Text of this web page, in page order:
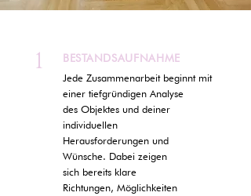
1
BESTANDSAUFNAHME
Jede Zusammenarbeit beginnt mit
einer tiefgründigen Analyse
des Objektes und deiner
individuellen
Herausforderungen und
Wünsche. Dabei zeigen
sich bereits klare
Richtungen, Möglichkeiten